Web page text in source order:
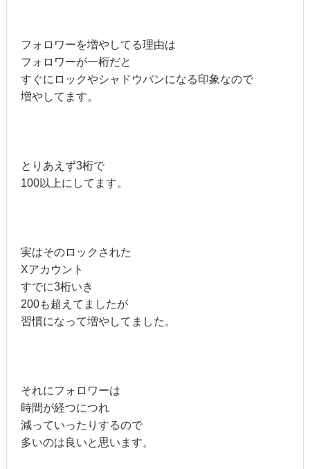
フォロワーを増やしてる理由は
フォロワーが一桁だと
すぐにロックやシャドウバンになる印象なので
増やしてます。
とりあえず3桁で
100以上にしてます。
実はそのロックされた
Xアカウント
すでに3桁いき
200も超えてましたが
習慣になって増やしてました。
それにフォロワーは
時間が経つにつれ
減っていったりするので
多いのは良いと思います。